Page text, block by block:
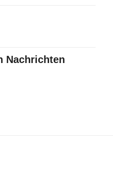
Nachrichten